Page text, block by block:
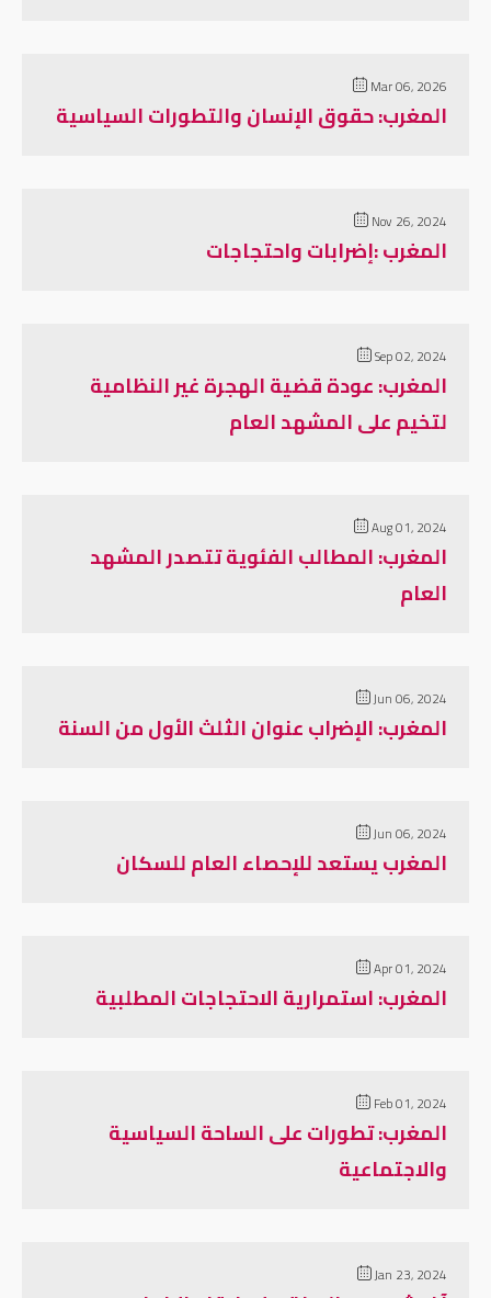
Mar 06, 2026
المغرب: حقوق الإنسان والتطورات السياسية
Nov 26, 2024
المغرب :إضرابات واحتجاجات
Sep 02, 2024
المغرب: عودة قضية الهجرة غير النظامية
لتخيم على المشهد العام
Aug 01, 2024
المغرب: المطالب الفئوية تتصدر المشهد
العام
Jun 06, 2024
المغرب: الإضراب عنوان الثلث الأول من السنة
Jun 06, 2024
المغرب يستعد للإحصاء العام للسكان
Apr 01, 2024
المغرب: استمرارية الاحتجاجات المطلبية
Feb 01, 2024
المغرب: تطورات على الساحة السياسية
والاجتماعية
Jan 23, 2024